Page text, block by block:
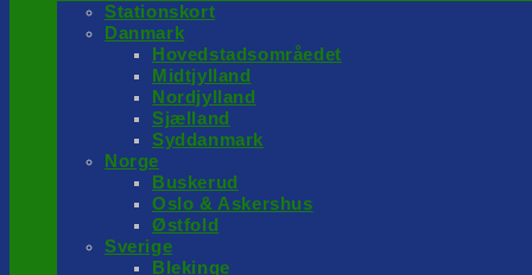
Stationskort
Danmark
Hovedstadsområedet
Midtjylland
Nordjylland
Sjælland
Syddanmark
Norge
Buskerud
Oslo & Askershus
Østfold
Sverige
Blekinge